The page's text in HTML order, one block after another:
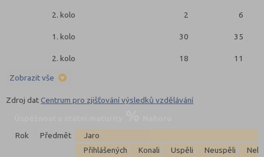
2. kolo 2 6
1. kolo 30 35
2. kolo 18 11
Zobrazit vše
Zdroj datCentrum pro zjišťování výsledků vzdělávání
Rok
Předmět
Jaro
Přihlášených
Konali Uspěli Neuspěli